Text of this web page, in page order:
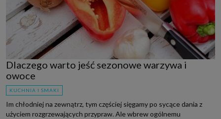
Dlaczego warto jeść sezonowe warzywa i
owoce
KUCHNIA I SMAKI
Im chłodniej na zewnątrz, tym częściej sięgamy po sycące dania z
użyciem rozgrzewających przypraw. Ale wbrew ogólnemu